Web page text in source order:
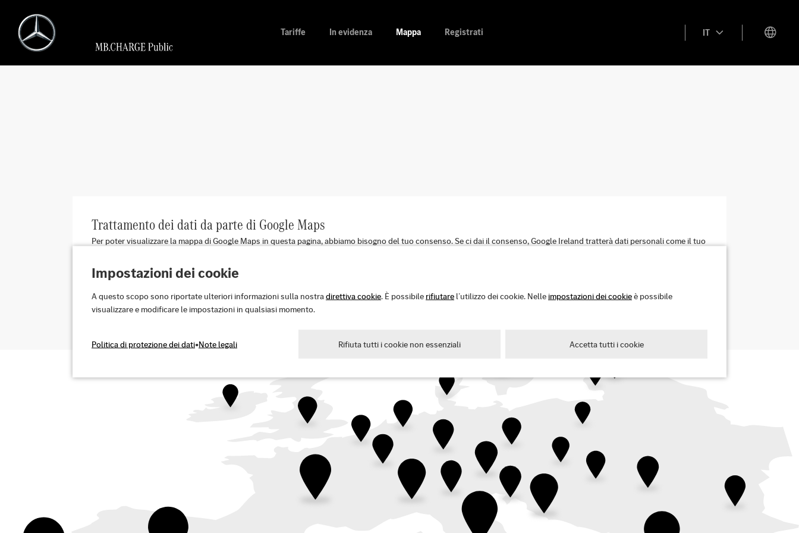
IT
Tariffe In evidenza Mappa Registrati
Trattamento dei dati da parte di Google Maps
Per poter visualizzare la mappa di Google Maps in questa pagina, abbiamo bisogno del tuo consenso. Se ci dai il consenso, Google Ireland tratterà dati personali come il tuo
per il futuro cliccando sull’icona "i" sulla destra. Trovi ulteriori informazioni nella nostra informativa sulla privacy.
Sì, sono d’accordo
Impostazioni dei cookie
A questo scopo sono riportate ulteriori informazioni sulla nostradirettiva cookie. È possibile rifiutare l’utilizzo dei cookie. Nelle impostazioni dei cookieè possibile
visualizzare e modificare le impostazioni in qualsiasi momento.
Rifiuta tutti i cookie non essenziali Accetta tutti i cookie
Politica di protezione dei dati•Note legali